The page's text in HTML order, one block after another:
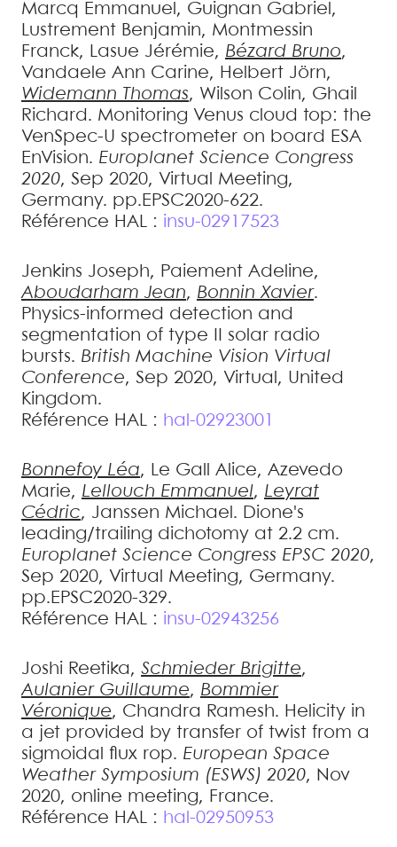
Marcq Emmanuel , Guignan Gabriel ,
Lustrement Benjamin, Montmessin
Franck, Lasue Jérémie, Bézard Bruno,
Vandaele Ann Carine, Helbert Jörn,
Widemann Thomas, Wilson Colin, Ghail
Richard . Monitoring Venus cloud top: the
VenSpec-U spectrometer on board ESA
EnVision. Europlanet Science Congress
2020, Sep 2020, Virtual Meeting,
Germany. pp.EPSC2020-622.
Référence HAL : insu-02917523
Jenkins Joseph, Paiement Adeline,
Aboudarham Jean, Bonnin Xavier.
Physics-informed detection and
segmentation of type II solar radio
bursts. British Machine Vision Virtual
Conference, Sep 2020, Virtual, United
Kingdom.
Référence HAL : hal-02923001
Bonnefoy Léa, Le Gall Alice, Azevedo
Marie, Lellouch Emmanuel, Leyrat
Cédric, Janssen Michael . Dione's
leading/trailing dichotomy at 2.2 cm.
Europlanet Science Congress EPSC 2020,
Sep 2020, Virtual Meeting, Germany.
pp.EPSC2020-329.
Référence HAL : insu-02943256
Joshi Reetika, Schmieder Brigitte,
Aulanier Guillaume, Bommier
Véronique, Chandra Ramesh. Helicity in
a jet provided by transfer of twist from a
sigmoidal flux rop. European Space
Weather Symposium (ESWS) 2020, Nov
2020, online meeting, France.
Référence HAL : hal-02950953